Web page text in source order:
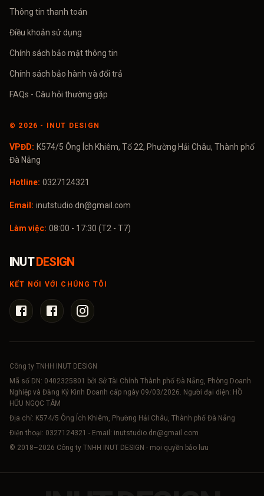
Thông tin thanh toán
Điều khoản sử dụng
Chính sách bảo mật thông tin
Chính sách bảo hành và đổi trả
FAQs - Câu hỏi thường gặp
© 2026 - INUT DESIGN
VPĐD: K574/5 Ông Ích Khiêm, Tổ 22, Phường Hải Châu, Thành phố
Đà Nẵng
Hotline: 0327124321
Email: inutstudio.dn@gmail.com
Làm việc: 08:00 - 17:30 (T2 - T7)
INUT DESIGN
KẾT NỐI VỚI CHÚNG TÔI
Công ty TNHH INUT DESIGN
Mã số DN: 0402325801
bởi Sở Tài Chính Thành phố Đà Nẵng, Phòng Doanh
Nghiệp và Đăng Ký Kinh Doanh cấp ngày 09/03/2026. Người đại diện: HỒ
HỮU NGỌC TÂM
Địa chỉ: K574/5 Ông Ích Khiêm, Phường Hải Châu, Thành phố Đà Nẵng
Điện thoại: 0327124321 - Email: inutstudio.dn@gmail.com
© 2018–2026 Công ty TNHH INUT DESIGN - mọi quyền bảo lưu